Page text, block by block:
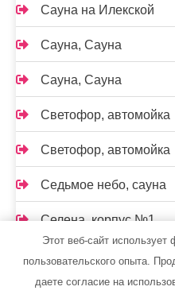
Сауна на Илекской
Сауна, Сауна
Сауна, Сауна
Светофор, автомойка
Светофор, автомойка
Седьмое небо, сауна
Селена, корпус №1
Сервисная компания
складской техники и
Этот веб-сайт
пользовательского опыта.
даете согласие на